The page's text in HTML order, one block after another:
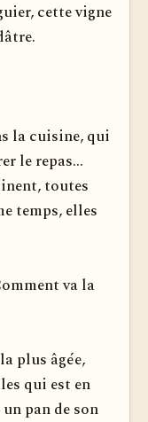
cette vigne
la cuisine, qui
le repas...
toutes
temps, elles
va la
plus âgée,
qui est en
pan de son